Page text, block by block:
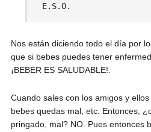
E.S.O.
Nos están diciendo todo el día por
que si bebes puedes tener
¡BEBER ES SALUDABLE!.
Cuando sales con los amigos y
bebes quedas mal, etc. Entonces,
pringado, mal? NO. Pues entonces